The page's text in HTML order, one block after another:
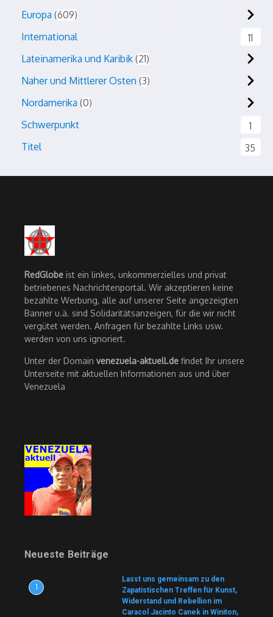
Europa 609
International
11
Lateinamerika und Karibik 21
Naher und Mittlerer Osten 3
Nordamerika 0
Schwerpunkt
1
Titel
35
RedGlobe ist ein linkes, unkommerzielles und privat
betriebenes Nachrichtenportal. Wir akzeptieren keine
bezahlte Werbung, alle auf unserer Seite angezeigten
Banner u.ä. sind Solidaritätsanzeigen, für die wir nicht
vergütet werden. Anfragen für bezahlte Links usw.
werden von uns ignoriert.
Unter der Domain venezuela-aktuell.de findet Ihr unsere
Unterseite mit aktuellen Informationen aus und über
Venezuela
Neueste Beiträge
1
Lasst uns gemeinsam zu den
Zapatistischen Treffen für Kunst,
Widerstand und Rebellion im
Caracol Jacinto Canek in Winiton,